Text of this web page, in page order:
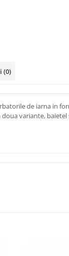
(0)
de iarna in
variante, baietel